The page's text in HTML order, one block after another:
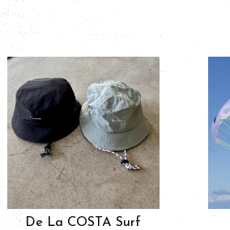
De La COSTA Surf